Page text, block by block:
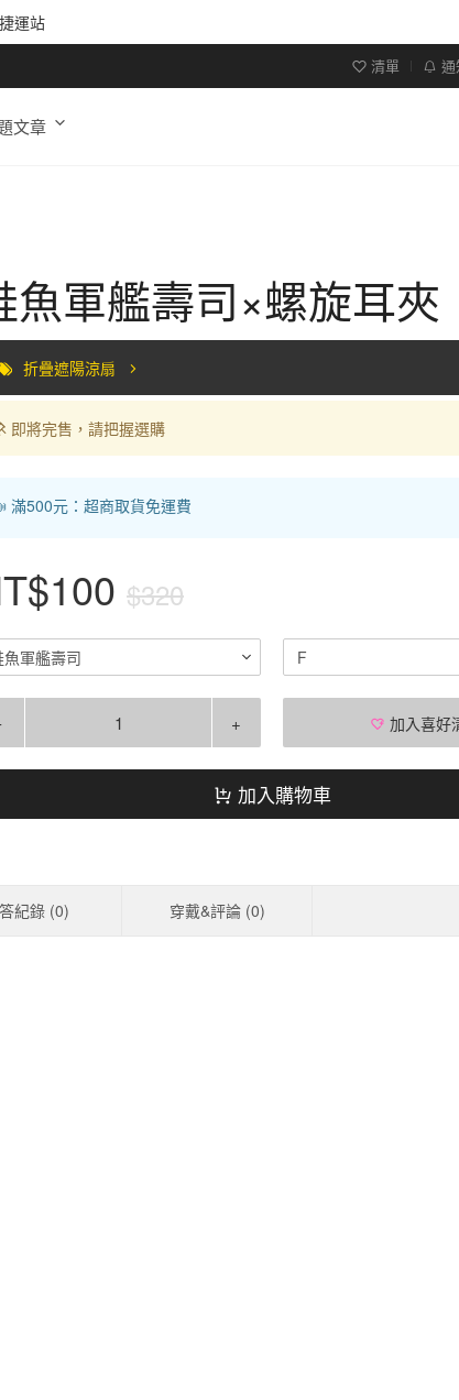
運站
清單 通
文章
魚軍艦壽司×螺旋耳夾
折疊遮陽涼扇
即將完售，請把握選購
滿500元：超商取貨免運費
$320
魚軍艦壽司 F
+ 加入喜好
加入購物車
紀錄 (0) 穿戴&評論 (0)